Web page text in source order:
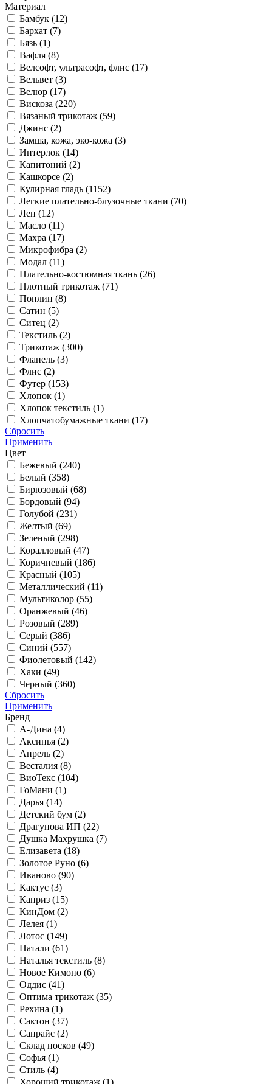
Материал
Бамбук (12)
Бархат (7)
Бязь (1)
Вафля (8)
Велсофт, ультрасофт, флис (17)
Вельвет (3)
Велюр (17)
Вискоза (220)
Вязаный трикотаж (59)
Джинс (2)
Замша, кожа, эко-кожа (3)
Интерлок (14)
Капитоний (2)
Кашкорсе (2)
Кулирная гладь (1152)
Легкие плательно-блузочные ткани (70)
Лен (12)
Масло (11)
Махра (17)
Микрофибра (2)
Модал (11)
Плательно-костюмная ткань (26)
Плотный трикотаж (71)
Поплин (8)
Сатин (5)
Ситец (2)
Текстиль (2)
Трикотаж (300)
Фланель (3)
Флис (2)
Футер (153)
Хлопок (1)
Хлопок текстиль (1)
Хлопчатобумажные ткани (17)
Сбросить
Применить
Цвет
Бежевый (240)
Белый (358)
Бирюзовый (68)
Бордовый (94)
Голубой (231)
Желтый (69)
Зеленый (298)
Коралловый (47)
Коричневый (186)
Красный (105)
Металлический (11)
Мультиколор (55)
Оранжевый (46)
Розовый (289)
Серый (386)
Синий (557)
Фиолетовый (142)
Хаки (49)
Черный (360)
Сбросить
Применить
Бренд
А-Дина (4)
Аксинья (2)
Апрель (2)
Весталия (8)
ВиоТекс (104)
ГоМани (1)
Дарья (14)
Детский бум (2)
Драгунова ИП (22)
Душка Махрушка (7)
Елизавета (18)
Золотое Руно (6)
Иваново (90)
Кактус (3)
Каприз (15)
КинДом (2)
Лелея (1)
Лотос (149)
Натали (61)
Наталья текстиль (8)
Новое Кимоно (6)
Оддис (41)
Оптима трикотаж (35)
Рехина (1)
Сактон (37)
Санрайс (2)
Склад носков (49)
Софья (1)
Стиль (4)